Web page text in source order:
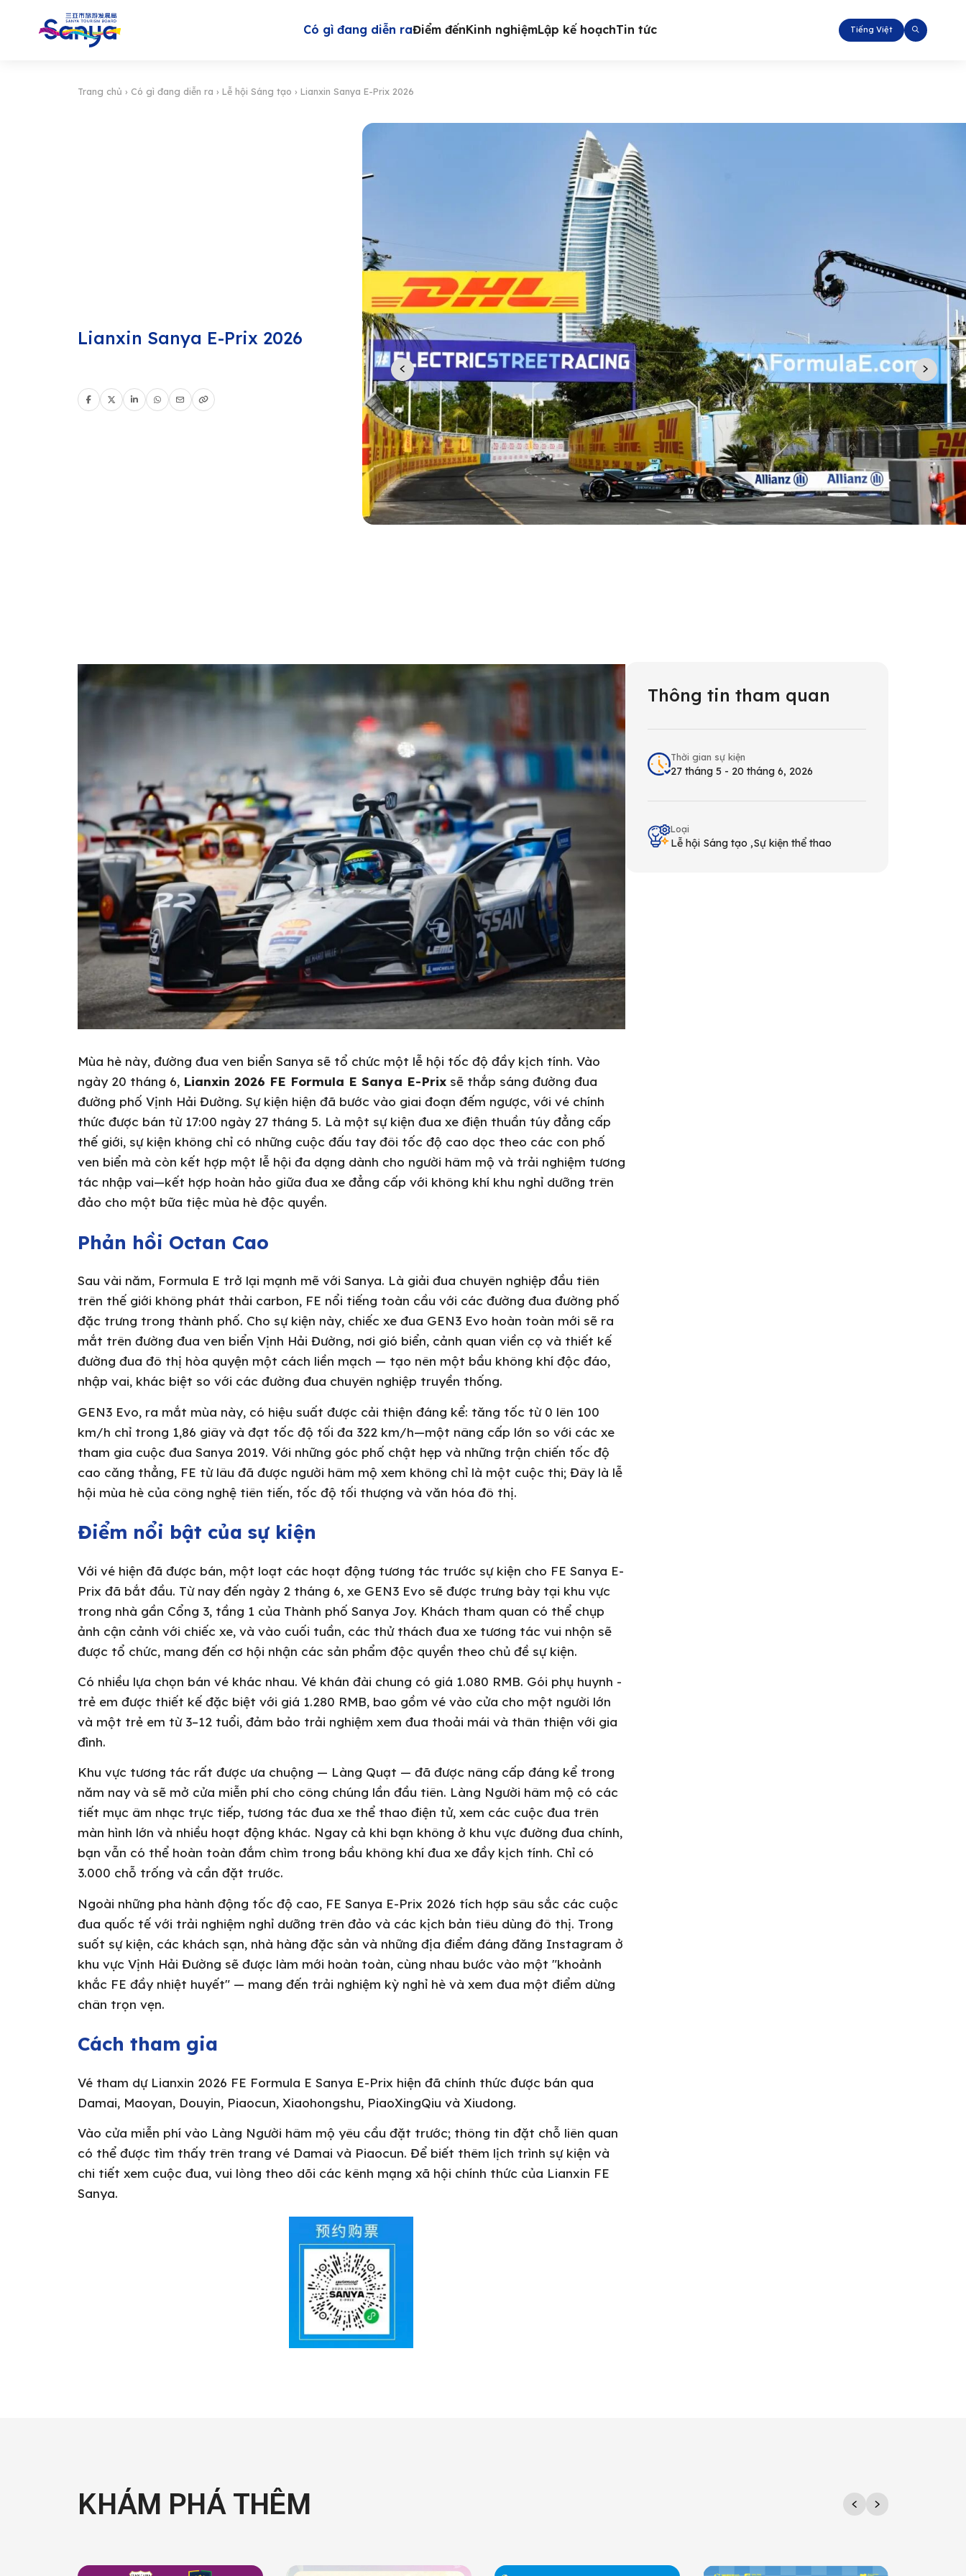
Có gì đang diễn raĐiểm đếnKinh nghiệmLập kế hoạchTin tức Tiếng Việt
Trang chủ › Có gì đang diễn ra › Lễ hội Sáng tạo › Lianxin Sanya E-Prix 2026
Lianxin Sanya E-Prix 2026
Mùa hè này, đường đua ven biển Sanya sẽ tổ chức một lễ hội tốc độ đầy kịch tính. Vào
ngày 20 tháng 6, Lianxin 2026 FE Formula E Sanya E-Prixsẽ thắp sáng đường đua
đường phố Vịnh Hải Đường. Sự kiện hiện đã bước vào giai đoạn đếm ngược, với vé chính
thức được bán từ 17:00 ngày 27 tháng 5. Là một sự kiện đua xe điện thuần túy đẳng cấp
thế giới, sự kiện không chỉ có những cuộc đấu tay đôi tốc độ cao dọc theo các con phố
ven biển mà còn kết hợp một lễ hội đa dạng dành cho người hâm mộ và trải nghiệm tương
tác nhập vai—kết hợp hoàn hảo giữa đua xe đẳng cấp với không khí khu nghỉ dưỡng trên
đảo cho một bữa tiệc mùa hè độc quyền.
Phản hồi Octan Cao
Sau vài năm, Formula E trở lại mạnh mẽ với Sanya. Là giải đua chuyên nghiệp đầu tiên
trên thế giới không phát thải carbon, FE nổi tiếng toàn cầu với các đường đua đường phố
đặc trưng trong thành phố. Cho sự kiện này, chiếc xe đua GEN3 Evo hoàn toàn mới sẽ ra
mắt trên đường đua ven biển Vịnh Hải Đường, nơi gió biển, cảnh quan viền cọ và thiết kế
đường đua đô thị hòa quyện một cách liền mạch — tạo nên một bầu không khí độc đáo,
nhập vai, khác biệt so với các đường đua chuyên nghiệp truyền thống.
GEN3 Evo, ra mắt mùa này, có hiệu suất được cải thiện đáng kể: tăng tốc từ 0 lên 100
km/h chỉ trong 1,86 giây và đạt tốc độ tối đa 322 km/h—một nâng cấp lớn so với các xe
tham gia cuộc đua Sanya 2019. Với những góc phố chật hẹp và những trận chiến tốc độ
cao căng thẳng, FE từ lâu đã được người hâm mộ xem không chỉ là một cuộc thi; Đây là lễ
hội mùa hè của công nghệ tiên tiến, tốc độ tối thượng và văn hóa đô thị.
Điểm nổi bật của sự kiện
Với vé hiện đã được bán, một loạt các hoạt động tương tác trước sự kiện cho FE Sanya E-
Prix đã bắt đầu. Từ nay đến ngày 2 tháng 6, xe GEN3 Evo sẽ được trưng bày tại khu vực
trong nhà gần Cổng 3, tầng 1 của Thành phố Sanya Joy. Khách tham quan có thể chụp
ảnh cận cảnh với chiếc xe, và vào cuối tuần, các thử thách đua xe tương tác vui nhộn sẽ
được tổ chức, mang đến cơ hội nhận các sản phẩm độc quyền theo chủ đề sự kiện.
Có nhiều lựa chọn bán vé khác nhau. Vé khán đài chung có giá 1.080 RMB. Gói phụ huynh -
trẻ em được thiết kế đặc biệt với giá 1.280 RMB, bao gồm vé vào cửa cho một người lớn
và một trẻ em từ 3–12 tuổi, đảm bảo trải nghiệm xem đua thoải mái và thân thiện với gia
đình.
Khu vực tương tác rất được ưa chuộng — Làng Quạt — đã được nâng cấp đáng kể trong
năm nay và sẽ mở cửa miễn phí cho công chúng lần đầu tiên. Làng Người hâm mộ có các
tiết mục âm nhạc trực tiếp, tương tác đua xe thể thao điện tử, xem các cuộc đua trên
màn hình lớn và nhiều hoạt động khác. Ngay cả khi bạn không ở khu vực đường đua chính,
bạn vẫn có thể hoàn toàn đắm chìm trong bầu không khí đua xe đầy kịch tính. Chỉ có
3.000 chỗ trống và cần đặt trước.
Ngoài những pha hành động tốc độ cao, FE Sanya E-Prix 2026 tích hợp sâu sắc các cuộc
đua quốc tế với trải nghiệm nghỉ dưỡng trên đảo và các kịch bản tiêu dùng đô thị. Trong
suốt sự kiện, các khách sạn, nhà hàng đặc sản và những địa điểm đáng đăng Instagram ở
khu vực Vịnh Hải Đường sẽ được làm mới hoàn toàn, cùng nhau bước vào một "khoảnh
khắc FE đầy nhiệt huyết" — mang đến trải nghiệm kỳ nghỉ hè và xem đua một điểm dừng
chân trọn vẹn.
Cách tham gia
Vé tham dự Lianxin 2026 FE Formula E Sanya E-Prix hiện đã chính thức được bán qua
Damai, Maoyan, Douyin, Piaocun, Xiaohongshu, PiaoXingQiu và Xiudong.
Vào cửa miễn phí vào Làng Người hâm mộ yêu cầu đặt trước; thông tin đặt chỗ liên quan
có thể được tìm thấy trên trang vé Damai và Piaocun. Để biết thêm lịch trình sự kiện và
chi tiết xem cuộc đua, vui lòng theo dõi các kênh mạng xã hội chính thức của Lianxin FE
Sanya.
Thông tin tham quan
Thời gian sự kiện
27 tháng 5 - 20 tháng 6, 2026
Loại
Lễ hội Sáng tạo Sự kiện thể thao
KHÁM PHÁ THÊM